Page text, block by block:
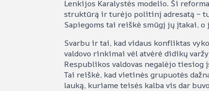
Lenkijos Karalystės modelio. Ši
struktūrą ir turėjo politinį adresatą –
Sapiegoms tai reiškė smūgį jų įtakai,
Svarbu ir tai, kad vidaus konfliktas
valdovo rinkimai vėl atvėrė didikų
Respublikos valdovas negalėjo
Tai reiškė, kad vietinės grupuotės
lauką, kuriame teisės kalba vis dar